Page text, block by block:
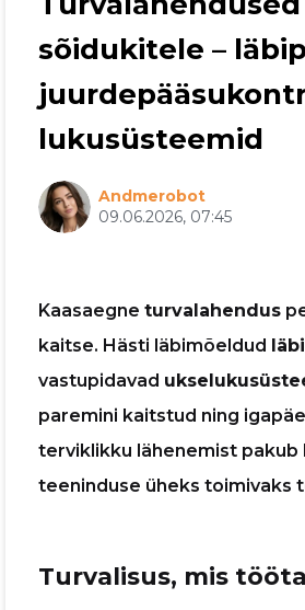
sõidukitele –
lukusüsteemid
Andmerobot
09.06.2026, 07:45
Kaasaegne turvalahendus
kaitse. Hästi läbimõeldud
vastupidavad
paremini kaitstud ning
terviklikku lähenemist pakub
teeninduse üheks toimivaks
Turvalisus, mis
Sinu